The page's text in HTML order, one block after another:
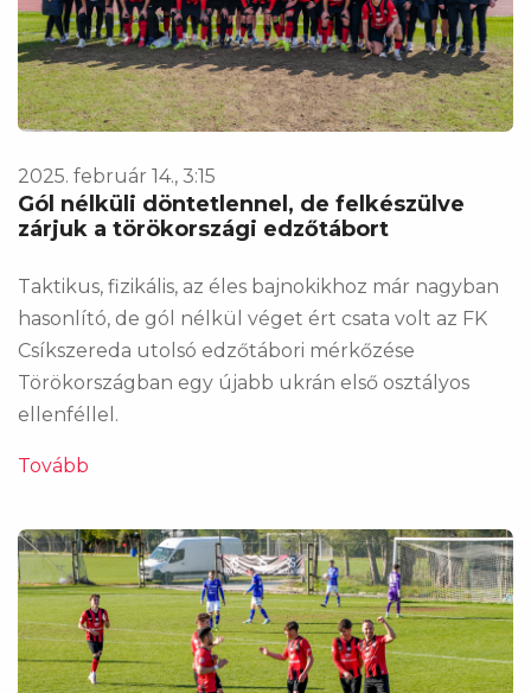
2025. február 14., 3:15
Gól nélküli döntetlennel, de felkészülve
zárjuk a törökországi edzőtábort
Taktikus, fizikális, az éles bajnokikhoz már nagyban
hasonlító, de gól nélkül véget ért csata volt az FK
Csíkszereda utolsó edzőtábori mérkőzése
Törökországban egy újabb ukrán első osztályos
ellenféllel.
Tovább